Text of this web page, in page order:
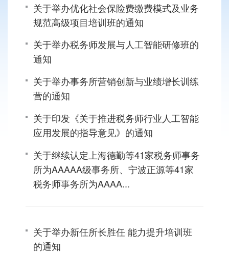
关于举办优化社会保险费缴费模式及业务
规范高级项目培训班的通知
关于举办税务师发展与人工智能研修班的
通知
关于举办事务所营销创新与业绩增长训练
营的通知
关于印发《关于推进税务师行业人工智能
应用发展的指导意见》的通知
关于继续认定上海德勤等41家税务师事务
所为AAAAA级事务所、宁波正源等41家
税务师事务所为AAAA...
关于举办新任所长胜任 能力提升培训班
的通知